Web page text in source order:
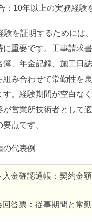
：10年以上の実務経験
験を証明するためには
に重要です。工事請求
簿、年金記録、施工日
組み合わせて常勤性を
。経験期間が空白な
が営業所技術者として
点です。
の代表例
入金確認通帳：契約金
答票：従事期間と常